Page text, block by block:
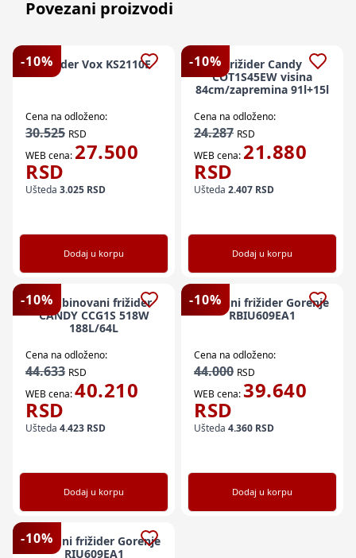
Povezani proizvodi
-10%
Frižider Vox KS2110E
Cena na odloženo:
30.525 RSD
WEB cena: 27.500
RSD
Ušteda 3.025 RSD
Dodaj u korpu
-10%
Frižider Candy
COT1S45EW visina
84cm/zapremina 91l+15l
Cena na odloženo:
24.287 RSD
WEB cena: 21.880
RSD
Ušteda 2.407 RSD
Dodaj u korpu
-10%
Kombinovani frižider
CANDY CCG1S 518W
188L/64L
Cena na odloženo:
44.633 RSD
WEB cena:40.210
RSD
Ušteda 4.423 RSD
Dodaj u korpu
-10%
Ugradni frižider Gorenje
RBIU609EA1
Cena na odloženo:
44.000 RSD
WEB cena:39.640
RSD
Ušteda 4.360 RSD
Dodaj u korpu
-10%
Ugradni frižider Gorenje
RIU609EA1